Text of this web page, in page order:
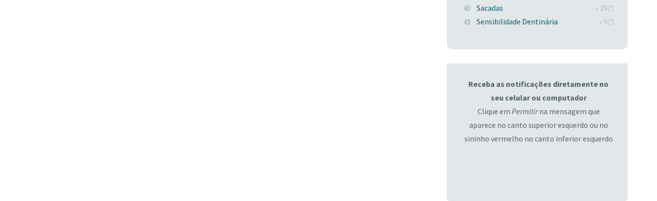
Sacadas
» 29
Sensibilidade Dentinária
» 9
Receba as notificações diretamente no
seu celular ou computador
Clique em Permitirna mensagem que
aparece no canto superior esquerdo ou no
sininho vermelho no canto inferior esquerdo